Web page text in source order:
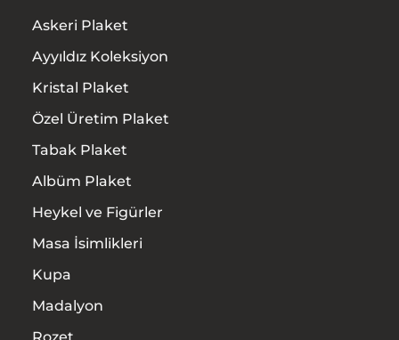
Askeri Plaket
Ayyıldız Koleksiyon
Kristal Plaket
Özel Üretim Plaket
Tabak Plaket
Albüm Plaket
Heykel ve Figürler
Masa İsimlikleri
Kupa
Madalyon